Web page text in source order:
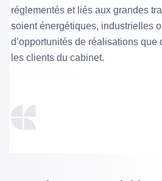
réglementés et liés aux grandes
soient énergétiques, industrielles
d’opportunités de réalisations que
les clients du cabinet.